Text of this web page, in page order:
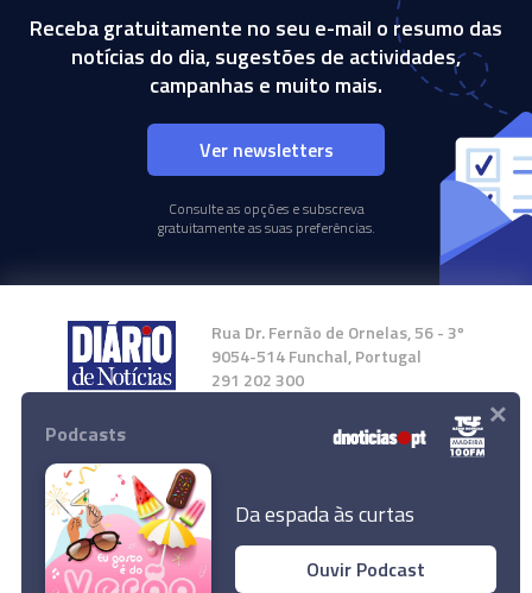
Receba gratuitamente no seu e-mail o resumo das
notícias do dia, sugestões de actividades,
campanhas e muito mais.
Ver newsletters
Consulte as opções e subscreva
gratuitamente as suas preferências.
Rua Dr. Fernão de Ornelas, 56 - 3º
9054-514 Funchal, Portugal
291 202 300
Instale a nossa App
Podcasts
Da espada às curtas
Ouvir Podcast
×